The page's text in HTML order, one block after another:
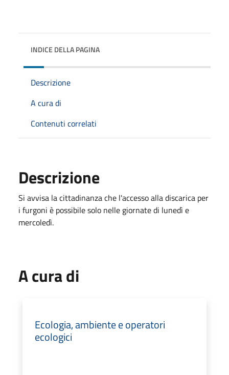
INDICE DELLA PAGINA
Descrizione
A cura di
Contenuti correlati
Descrizione
Si avvisa la cittadinanza che l'accesso alla discarica per
i furgoni è possibile solo nelle giornate di lunedì e
mercoledì.
A cura di
Ecologia, ambiente e operatori
ecologici